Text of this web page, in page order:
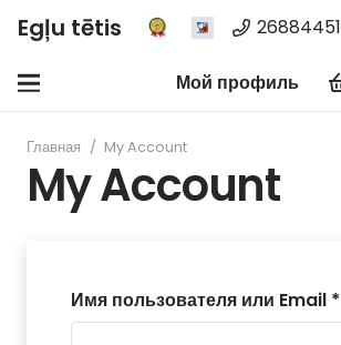
Egļu tētis 26884451
Мой профиль
Главная / My Account
My Account
Имя пользователя или Email *